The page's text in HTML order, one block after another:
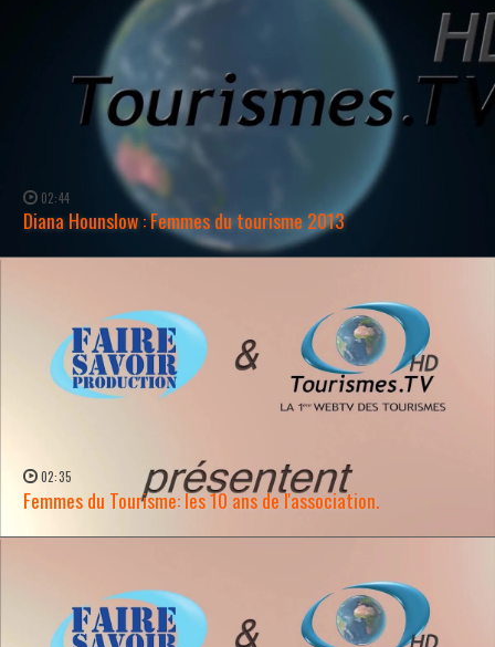
02:44
Diana Hounslow : Femmes du tourisme 2013
02:35
Femmes du Tourisme: les 10 ans de l'association.